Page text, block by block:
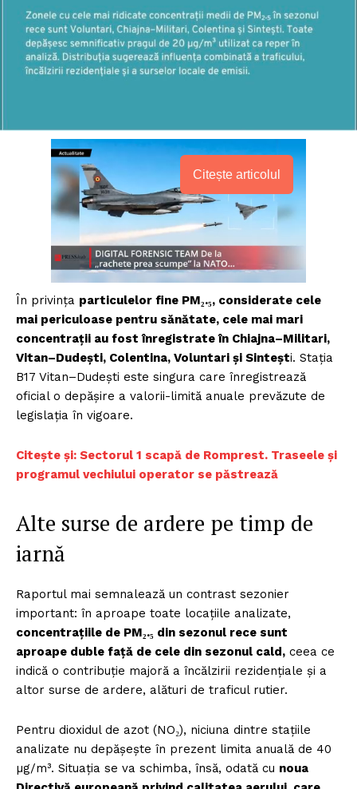
Citește articolul
În privința particulelor fine PM₂.₅, considerate cele
mai periculoase pentru sănătate, cele mai mari
concentrații au fost înregistrate în Chiajna–Militari,
Vitan–Dudești, Colentina, Voluntari și Sintești. Stația
B17 Vitan–Dudești este singura care înregistrează
oficial o depășire a valorii-limită anuale prevăzute de
legislația în vigoare.
Citește și: Sectorul 1 scapă de Romprest. Traseele și
programul vechiului operator se păstrează
Alte surse de ardere pe timp de
iarnă
Raportul mai semnalează un contrast sezonier
important: în aproape toate locațiile analizate,
concentrațiile de PM₂.₅ din sezonul rece sunt
aproape duble față de cele din sezonul cald, ceea ce
indică o contribuție majoră a încălzirii rezidențiale și a
altor surse de ardere, alături de traficul rutier.
Pentru dioxidul de azot (NO₂), niciuna dintre stațiile
analizate nu depășește în prezent limita anuală de 40
µg/m³. Situația se va schimba, însă, odată cu noua